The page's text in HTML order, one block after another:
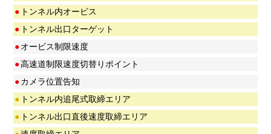
● トンネル内オービス
● トンネル出口ターゲット
●オービス制限速度
●高速道制限速度切替りポイント
●カメラ位置告知
● トンネル内追尾式取締エリア
● トンネル出口直後速度取締エリア